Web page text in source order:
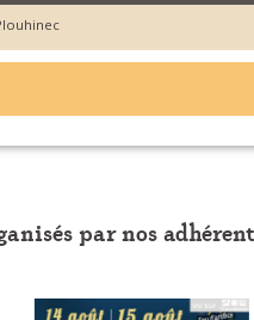
par nos